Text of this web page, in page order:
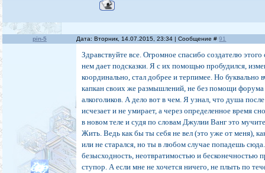
pin-5 Дата: Вторник, 14.07.2015, 23:34 | Сообщение #91
Здравствуйте все. Огромное спасибо создателю этого
нем дает подсказки. Я с их помощью пробудился,
координально, стал добрее и терпимее. Но буквально
капкан своих же размышлений, не без помощи
алкоголиков. А дело вот в чем. Я узнал, что душа
исчезает и не умирает, а через определенное время
в новом теле и судя по словам Джулии Ванг это
Жить. Ведь как бы ты себя не вел (это уже от меня),
или не старался, но ты в любом случае попадешь
безысходность, неотвратимостью и бесконечностью
ступор. А если мне не хочется ничего, не плыть по